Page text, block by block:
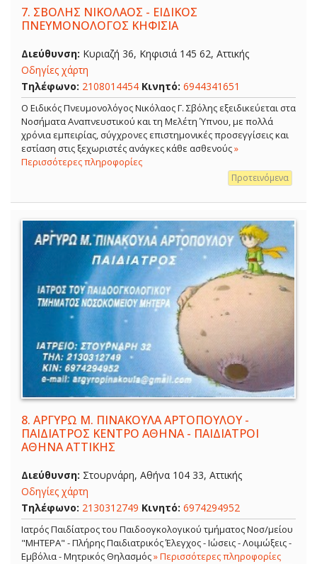
7. ΣΒΟΛΗΣ ΝΙΚΟΛΑΟΣ - ΕΙΔΙΚΟΣ
ΠΝΕΥΜΟΝΟΛΟΓΟΣ ΚΗΦΙΣΙΑ
Διεύθυνση: Κυριαζή 36, Κηφισιά 145 62, Αττικής
Οδηγίες χάρτη
Τηλέφωνο: 2108014454 Κινητό: 6944341651
O Ειδικός Πνευμονολόγος Νικόλαος Γ. Σβόλης εξειδικεύεται στα
Νοσήματα Αναπνευστικού και τη Μελέτη Ύπνου, με πολλά
χρόνια εμπειρίας, σύγχρονες επιστημονικές προσεγγίσεις και
εστίαση στις ξεχωριστές ανάγκες κάθε ασθενούς»
Περισσότερες πληροφορίες
Προτεινόμενα
8. ΑΡΓΥΡΩ Μ. ΠΙΝΑΚΟΥΛΑ ΑΡΤΟΠΟΥΛΟΥ -
ΠΑΙΔΙΑΤΡΟΣ ΚΕΝΤΡΟ ΑΘΗΝΑ - ΠΑΙΔΙΑΤΡΟΙ
ΑΘΗΝΑ ΑΤΤΙΚΗΣ
Διεύθυνση: Στουρνάρη, Αθήνα 104 33, Αττικής
Οδηγίες χάρτη
Τηλέφωνο: 2130312749 Κινητό: 6974294952
Ιατρός Παιδίατρος του Παιδοογκολογικού τμήματος Νοσ/μείου
"ΜΗΤΕΡΑ" - Πλήρης Παιδιατρικός Έλεγχος - Ιώσεις - Λοιμώξεις -
Εμβόλια - Μητρικός Θηλασμός» Περισσότερες πληροφορίες